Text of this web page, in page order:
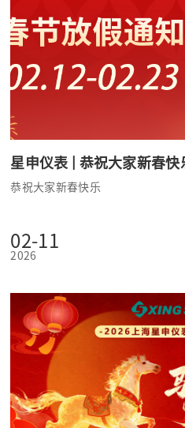
星申仪表 | 恭祝大家新春快
恭祝大家新春快乐
02-11
2026